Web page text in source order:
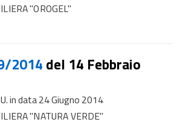
"OROGEL"
2014 del 14 Febbraio
in data 24 Giugno 2014
"NATURA VERDE"